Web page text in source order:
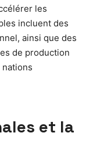
les
incluent des
ainsi que des
de production
et la